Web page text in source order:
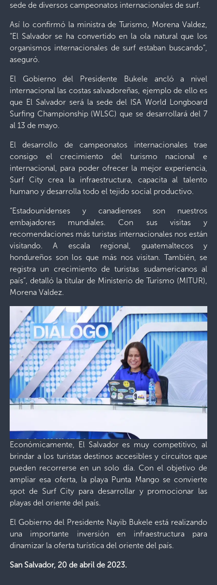
sede de diversos campeonatos internacionales de surf.
Así lo confirmó la ministra de Turismo, Morena Valdez,
“El Salvador se ha convertido en la ola natural que los
organismos internacionales de surf estaban buscando”,
aseguró.
El Gobierno del Presidente Bukele ancló a nivel
internacional las costas salvadoreñas, ejemplo de ello es
que El Salvador será la sede del ISA World Longboard
Surfing Championship (WLSC) que se desarrollará del 7
al 13 de mayo.
El desarrollo de campeonatos internacionales trae
consigo el crecimiento del turismo nacional e
internacional, para poder ofrecer la mejor experiencia,
Surf City crea la infraestructura, capacita al talento
humano y desarrolla todo el tejido social productivo.
“Estadounidenses y canadienses son nuestros
embajadores mundiales. Con sus visitas y
recomendaciones más turistas internacionales nos están
visitando. A escala regional, guatemaltecos y
hondureños son los que más nos visitan. También, se
registra un crecimiento de turistas sudamericanos al
país”, detalló la titular de Ministerio de Turismo (MITUR),
Morena Valdez.
Económicamente, El Salvador es muy competitivo, al
brindar a los turistas destinos accesibles y circuitos que
pueden recorrerse en un solo día. Con el objetivo de
ampliar esa oferta, la playa Punta Mango se convierte
spot de Surf City para desarrollar y promocionar las
playas del oriente del país.
El Gobierno del Presidente Nayib Bukele está realizando
una importante inversión en infraestructura para
dinamizar la oferta turística del oriente del país.
San Salvador, 20 de abril de 2023.